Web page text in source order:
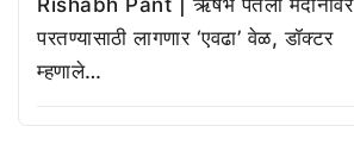
परतण्यासाठी लागणार ‘एवढा’ वेळ, डॉक्टर
म्हणाले…